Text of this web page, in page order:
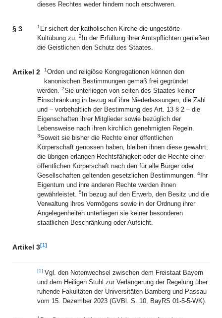
dieses Rechtes weder hindern noch erschweren.
§ 3 1 Er sichert der katholischen Kirche die ungestörte
Kultübung zu. 2 In der Erfüllung ihrer Amtspflichten genießen
die Geistlichen den Schutz des Staates.
Artikel 2 1Orden und religiöse Kongregationen können den
kanonischen Bestimmungen gemäß frei gegründet
werden. 2Sie unterliegen von seiten des Staates keiner
Einschränkung in bezug auf ihre Niederlassungen, die Zahl
und – vorbehaltlich der Bestimmung des Art. 13 § 2 – die
Eigenschaften ihrer Mitglieder sowie bezüglich der
Lebensweise nach ihren kirchlich genehmigten Regeln.
3Soweit sie bisher die Rechte einer öffentlichen
Körperschaft genossen haben, bleiben ihnen diese gewahrt;
die übrigen erlangen Rechtsfähigkeit oder die Rechte einer
öffentlichen Körperschaft nach den für alle Bürger oder
Gesellschaften geltenden gesetzlichen Bestimmungen. 4 Ihr
Eigentum und ihre anderen Rechte werden ihnen
gewährleistet. 5 In bezug auf den Erwerb, den Besitz und die
Verwaltung ihres Vermögens sowie in der Ordnung ihrer
Angelegenheiten unterliegen sie keiner besonderen
staatlichen Beschränkung oder Aufsicht.
Artikel 3[1]
[1] Vgl. den Notenwechsel zwischen dem Freistaat Bayern
und dem Heiligen Stuhl zur Verlängerung der Regelung über
ruhende Fakultäten der Universitäten Bamberg und Passau
vom 15. Dezember 2023 (GVBl. S. 10, BayRS 01-5-5-WK).